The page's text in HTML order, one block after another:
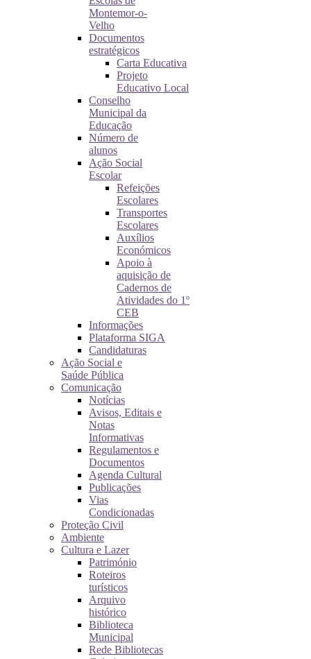
Montemor-o-
Velho
Documentos
estratégicos
Carta Educativa
Projeto
Educativo Local
Conselho
Municipal da
Educação
Número de
alunos
Ação Social
Escolar
Refeições
Escolares
Transportes
Escolares
Auxílios
Económicos
Apoio à
aquisição de
Cadernos de
Atividades do 1º
CEB
Informações
Plataforma SIGA
Candidaturas
Ação Social e
Saúde Pública
Comunicação
Notícias
Avisos, Editais e
Notas
Informativas
Regulamentos e
Documentos
Agenda Cultural
Publicações
Vias
Condicionadas
Proteção Civil
Ambiente
Cultura e Lazer
Património
Roteiros
turísticos
Arquivo
histórico
Biblioteca
Municipal
Rede Bibliotecas